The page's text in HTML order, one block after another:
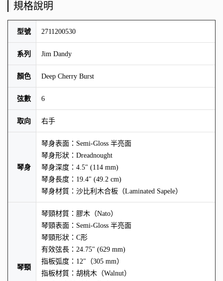
規格說明
型號 2711200530
系列 Jim Dandy
顏色 Deep Cherry Burst
弦數 6
取向 右手
琴身
琴身表面：Semi-Gloss 半亮面
琴身形狀：Dreadnought
琴身深度：4.5" (114 mm)
琴身長度：19.4" (49.2 cm)
琴身材質：沙比利木合板（Laminated Sapele）
琴頸
琴頸材質：膠木（Nato）
琴頸表面：Semi-Gloss 半亮面
琴頸形狀：C形
有效弦長：24.75" (629 mm)
指板弧度：12"（305 mm）
指板材質：胡桃木（Walnut）